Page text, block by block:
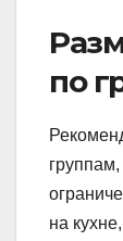
по
на